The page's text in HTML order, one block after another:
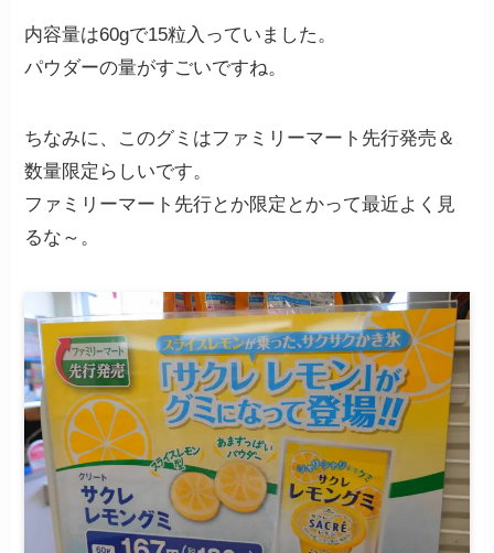
内容量は60gで15粒入っていました。
パウダーの量がすごいですね。
ちなみに、このグミはファミリーマート先行発売＆
数量限定らしいです。
ファミリーマート先行とか限定とかって最近よく見
るな～。